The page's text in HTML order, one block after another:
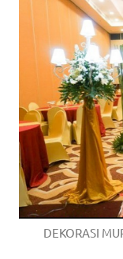
DEKORASI